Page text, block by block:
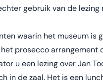
gebruik van de
waarin het museum is
prosecco arrangement
u een lezing over Jan
in de zaal. Het is een